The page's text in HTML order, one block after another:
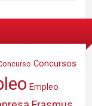
Concursos
Empleo